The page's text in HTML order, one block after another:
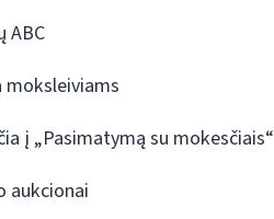
ABC
moksleiviams
į „Pasimatymą su mokesčiais“
aukcionai